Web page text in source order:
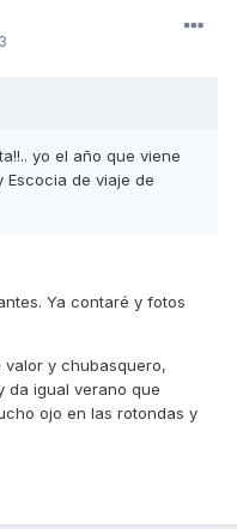
yo el año que viene
Escocia de viaje de
Ya contaré y fotos
y chubasquero,
da igual verano que
ojo en las rotondas y